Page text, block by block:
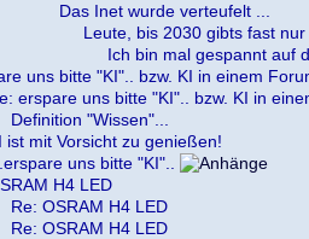
Das Inet wurde verteufelt ...
Leute, bis 2030 gibts fast
Ich bin mal gespannt auf
uns bitte "KI".. bzw. KI in einem
erspare uns bitte "KI".. bzw. KI in
Definition "Wissen"...
ist mit Vorsicht zu genießen!
uns bitte "KI"..
H4 LED
Re: OSRAM H4 LED
Re: OSRAM H4 LED